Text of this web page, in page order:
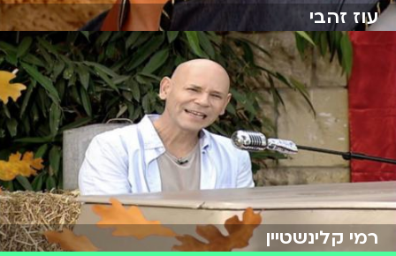
עוז זהבי
רמי קלינשטיין